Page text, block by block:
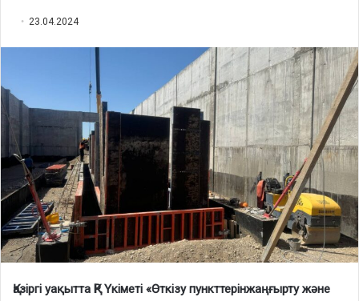
23.04.2024
Қазіргі уақытта ҚР Үкіметі «Өткізу пункттерінжаңғырту және